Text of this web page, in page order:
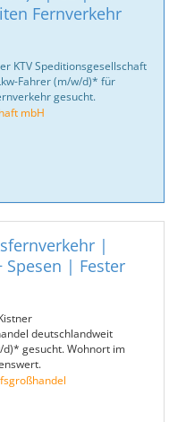
Fernverkehr
KTV Speditionsgesellschaft
Fahrer (m/w/d)* für
gesucht.
mbH
|
Spesen | Fester
deutschlandweit
gesucht. Wohnort im